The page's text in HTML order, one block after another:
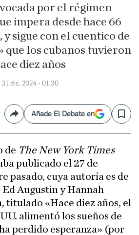
por el régimen
impera desde hace 66
y sigue con el cuentico de
que los cubanos tuvieron
diez años
31 dic. 2024 - 01:30
CompartirAñade El Debate en Save
de The New York Times
publicado el 27 de
pasado, cuya autoría es de
Ed Augustin y Hannah
titulado «Hace diez años, el
alimentó los sueños de
perdido esperanza» (por